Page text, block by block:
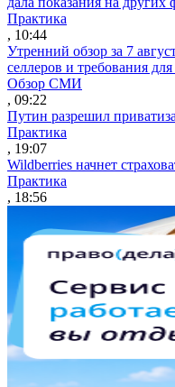
Практика
, 10:44
Утренний обзор за 7
селлеров и требования
Обзор СМИ
, 09:22
Путин разрешил
Практика
, 19:07
Wildberries начнет
Практика
, 18:56